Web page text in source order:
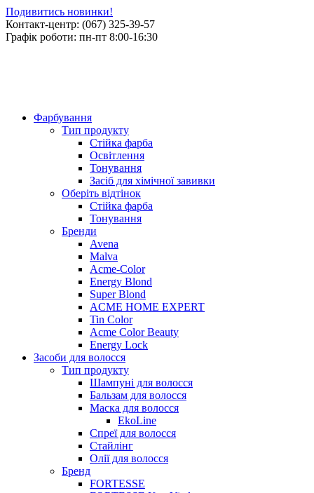
Подивитись новинки!
Контакт-центр: (067) 325-39-57
Графік роботи: пн-пт 8:00-16:30
Фарбування
Тип продукту
Стійка фарба
Освітлення
Тонування
Засіб для хімічної завивки
Оберіть відтінок
Стійка фарба
Тонування
Бренди
Avena
Malva
Acme-Color
Energy Blond
Super Blond
ACME HOME EXPERT
Tin Color
Acme Color Beauty
Energy Lock
Засоби для волосся
Тип продукту
Шампуні для волосся
Бальзам для волосся
Маска для волосся
EkoLine
Спреї для волосся
Стайлінг
Олії для волосся
Бренд
FORTESSE